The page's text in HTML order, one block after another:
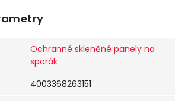
Ochranné skleněné panely na
sporák
4003368263151